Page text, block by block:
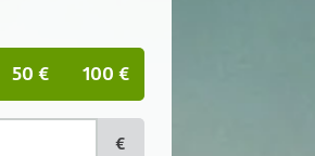
50 € 100 €
€